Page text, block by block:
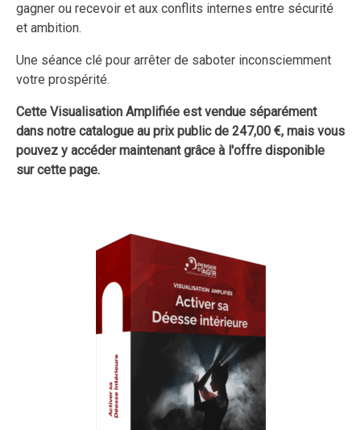
gagner ou recevoir et aux conflits internes entre sécurité
et ambition.
Une séance clé pour arrêter de saboter inconsciemment
votre prospérité.
Cette Visualisation Amplifiée est vendue séparément
dans notre catalogue au prix public de 247,00 €, mais vous
pouvez y accéder maintenant grâce à l'offre disponible
sur cette page.